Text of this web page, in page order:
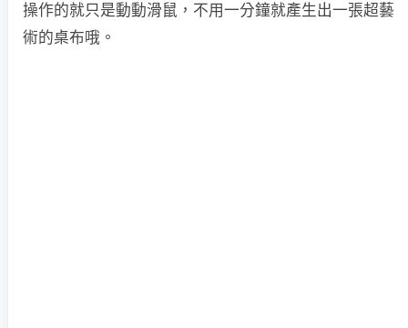
操作的就只是動動滑鼠，不用一分鐘就產生出一張超藝
術的桌布哦。